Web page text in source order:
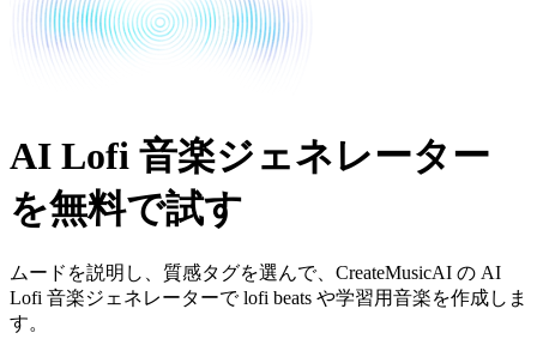
AI Lofi 音楽ジェネレーター
を無料で試す
ムードを説明し、質感タグを選んで、CreateMusicAI の AI
Lofi 音楽ジェネレーターで lofi beats や学習用音楽を作成しま
す。